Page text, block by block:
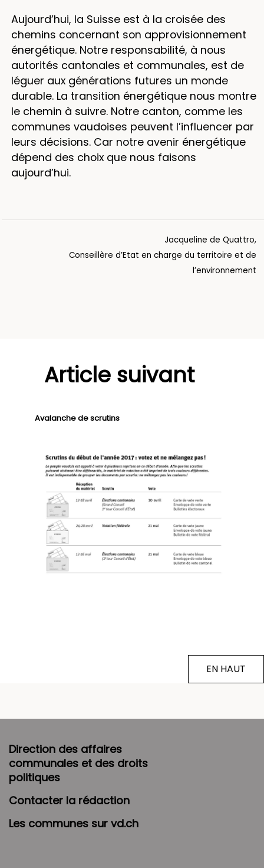
Aujourd’hui, la Suisse est à la croisée des
chemins concernant son approvisionnement
énergétique. Notre responsabilité, à nous
autorités cantonales et communales, est de
léguer aux générations futures un monde
durable. La transition énergétique nous montre
le chemin à suivre. Notre canton, comme les
communes vaudoises peuvent l’influencer par
leurs décisions. Car notre avenir énergétique
dépend des choix que nous faisons
aujourd’hui.
Jacqueline de Quattro,
Conseillère d’Etat en charge du territoire et de
l’environnement
Article suivant
Avalanche de scrutins
EN HAUT
Direction des affaires
communales et des droits
politiques
Contacter la rédaction
Les communes sur vd.ch